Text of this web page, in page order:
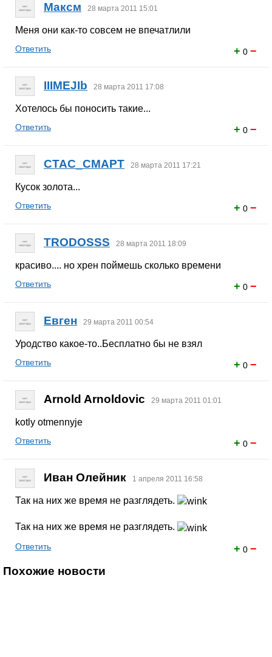
Максм 28 марта 2011 15:01
Меня они как-то совсем не впечатлили
+ 0 −
Ответить
IIIMEJIb 28 марта 2011 17:08
Хотелось бы поносить такие...
+ 0 −
Ответить
CTAC_CMAPT 28 марта 2011 17:21
Кусок золота...
+ 0 −
Ответить
TRODOSSS 28 марта 2011 18:09
красиво.... но хрен поймешь сколько времени
+ 0 −
Ответить
Евген 29 марта 2011 00:54
Уродство какое-то..Бесплатно бы не взял
+ 0 −
Ответить
Arnold Arnoldovic 29 марта 2011 01:01
kotly otmennyje
+ 0 −
Ответить
Иван Олейник 1 апреля 2011 16:58
Так на них же время не разглядеть.
Так на них же время не разглядеть.
+ 0 −
Ответить
Похожие новости